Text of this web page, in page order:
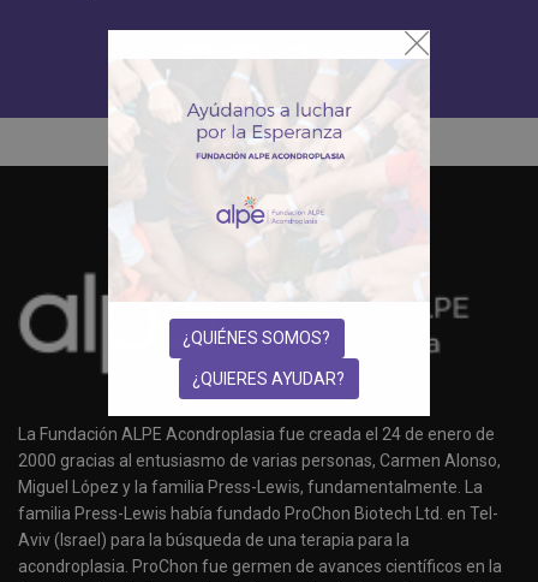
La Fundación ALPE Acondroplasia fue creada el 24 de enero de
2000 gracias al entusiasmo de varias personas, Carmen Alonso,
Miguel López y la familia Press-Lewis, fundamentalmente. La
familia Press-Lewis había fundado ProChon Biotech Ltd. en Tel-
Aviv (Israel) para la búsqueda de una terapia para la
acondroplasia. ProChon fue germen de avances científicos en la
¿QUIÉNES SOMOS?
¿QUIERES AYUDAR?